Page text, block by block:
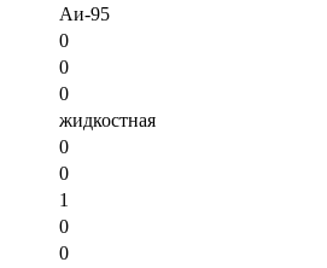
Аи-95
0
0
0
жидкостная
0
0
1
0
0